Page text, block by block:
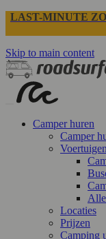
LAST-MINUTE
Skip to main content
Camper huren
Camper
Voertuigen
Locaties
Prijzen
Camping